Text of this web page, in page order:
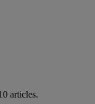
articles.